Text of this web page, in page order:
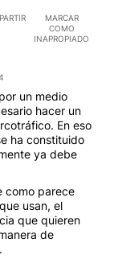
MARCAR
COMO
INAPROPIADO
un medio
hacer un
En eso
ha constituido
ya debe
como parece
usan, el
que quieren
de